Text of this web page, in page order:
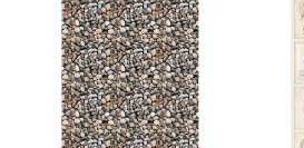
kuvioita